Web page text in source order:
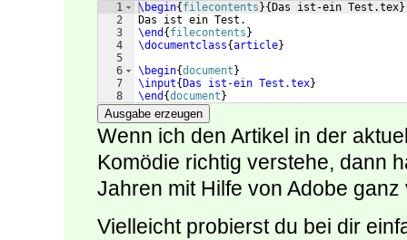
1
2
3
4
5
6
7
8
\begin{ filecontents }{ Das ist-ein Test.tex}
Das ist ein Test.
\end { filecontents }
\documentclass{article}
\begin{document }
\input{ Das ist-ein Test.tex}
\end {document }
Ausgabe erzeugen
Wenn ich den Artikel in der
Komödie richtig verstehe, dann
Jahren mit Hilfe von Adobe ganz
Vielleicht probierst du bei dir